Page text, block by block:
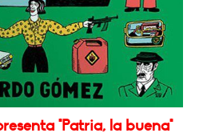
"Patria, la buena"